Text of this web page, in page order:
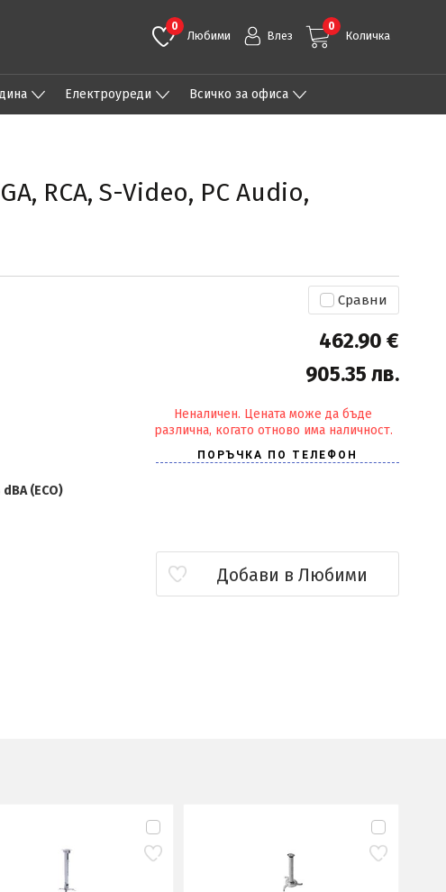
0
Любими Влез
0
Количка
Eлектроуреди Всичко за офиса
RCA, S-Video, PC Audio,
(ECO)
Сравни
462.90 €
905.35 лв.
Неналичен. Цената може да бъде
различна, когато отново има наличност.
Добави в Любими